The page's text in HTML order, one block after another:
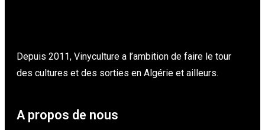
Depuis 2011, Vinyculture a l’ambition de faire le tour
des cultures et des sorties en Algérie et ailleurs.
A propos de nous